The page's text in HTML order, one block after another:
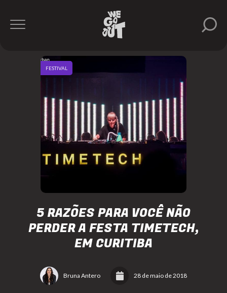
5 RAZÕES PARA VOCÊ NÃO
PERDER A FESTA TIMETECH,
EM CURITIBA
Bruna Antero 28 de maio de 2018
FESTIVAL